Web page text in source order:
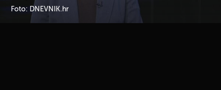
Foto: DNEVNIK.hr